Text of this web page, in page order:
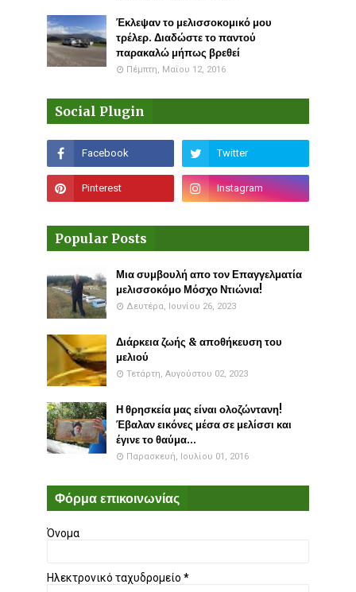
Έκλεψαν το μελισσοκομικό μου
τρέλερ. Διαδώστε το παντού
παρακαλώ μήπως βρεθεί
Πέμπτη, Μαΐου 12, 2016
Social Plugin
Popular Posts
Μια συμβουλή απο τον Επαγγελματία
μελισσοκόμο Μόσχο Ντιώνια!
Δευτέρα, Ιουνίου 26, 2023
Διάρκεια ζωής & αποθήκευση του
μελιού
Τετάρτη, Αυγούστου 02, 2023
Η θρησκεία μας είναι ολοζώντανη!
Έβαλαν εικόνες μέσα σε μελίσσι και
έγινε το θαύμα...
Παρασκευή, Ιουλίου 01, 2016
Φόρμα επικοινωνίας
Όνομα
Ηλεκτρονικό ταχυδρομείο *